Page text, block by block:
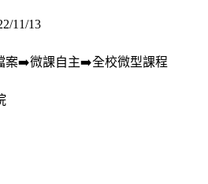
11/13
案➡️微課自主➡️全校微型課程